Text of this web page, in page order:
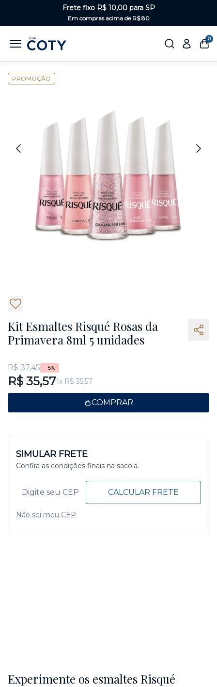
Frete fixo R$ 10,00 para SP
Em compras acima de R$ 80
0
PROMOÇÃO
Kit Esmaltes Risqué Rosas da
Primavera 8ml 5 unidades
R$ 37,45 - 5%
R$ 35,571x R$ 35,57
COMPRAR
SIMULAR FRETE
Confira as condições finais na sacola.
CALCULAR FRETE
Não sei meu CEP
Experimente os esmaltes Risqué